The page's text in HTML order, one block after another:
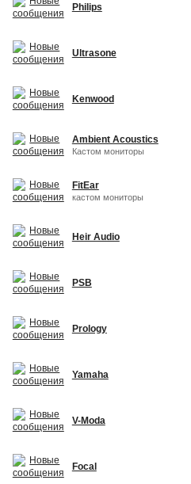
Philips
Ultrasone
Kenwood
Ambient Acoustics
Кастом мониторы
FitEar
кастом мониторы
Heir Audio
PSB
Prology
Yamaha
V-Moda
Focal